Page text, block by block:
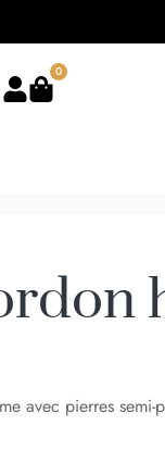
0
avec pierres semi-